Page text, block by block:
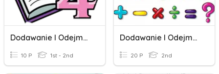
Dodawanie I Odejmowanie Pisemne.
10 P 1st - 2nd
Dodawanie I Odejmowanie
20 P 2nd